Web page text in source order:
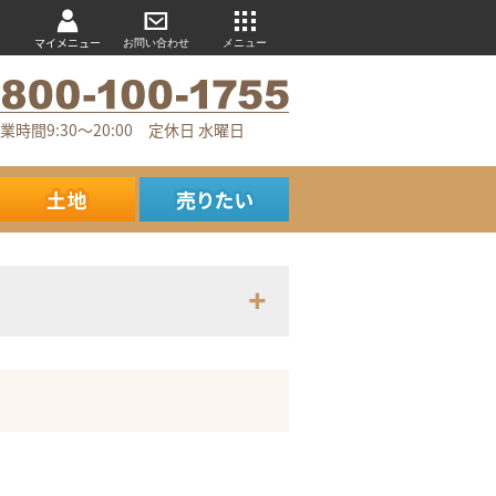
マイメニュー お問い合わせ メニュー
時間9:30～20:00 定休日 水曜日